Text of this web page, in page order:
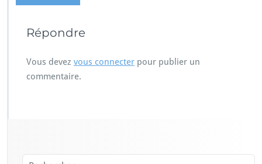
Répondre
Vous devez vous connecter pour publier un
commentaire.